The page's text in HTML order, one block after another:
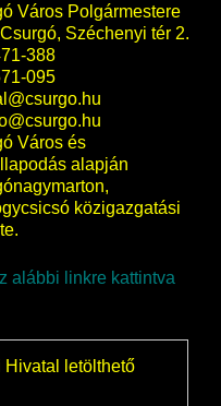
Város Polgármestere
Széchenyi tér 2.
388
095
Város és
alapján
közigazgatási
alábbi linkre kattintva
Hivatal letölthető